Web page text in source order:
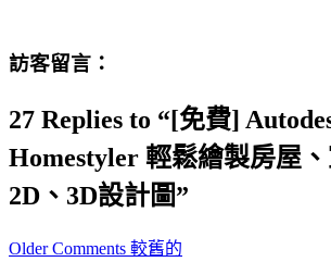
訪客留言：
27 Replies to “[免費]
Homestyler 輕鬆繪製房屋
2D、3D設計圖”
Comment
Older Comments 較舊的